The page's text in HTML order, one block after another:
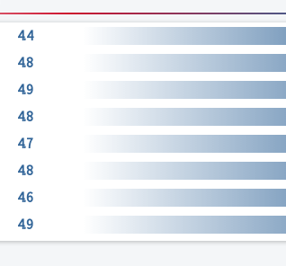
4.4
4.8
4.9
4.8
4.7
4.8
4.6
4.9